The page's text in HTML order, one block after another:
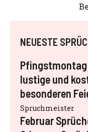
NEUESTE
Pfingstmontag
lustige und
besonderen
Spruchmeister
Februar